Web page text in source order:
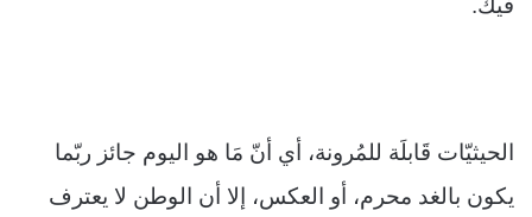
فيك.
الحيثيّات قَابلَة للمُرونة، أي أنّ مَا هو اليوم جائز ربّما
يكون بالغد محرم، أو العكس، إلا أن الوطن لا يعترف